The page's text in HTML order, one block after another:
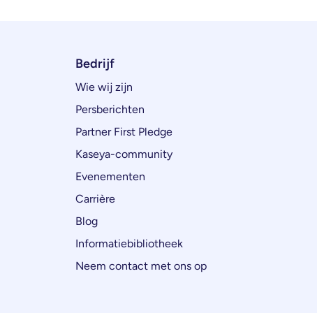
Bedrijf
Wie wij zijn
Persberichten
Partner First Pledge
Kaseya-community
Evenementen
Carrière
Blog
Informatiebibliotheek
Neem contact met ons op